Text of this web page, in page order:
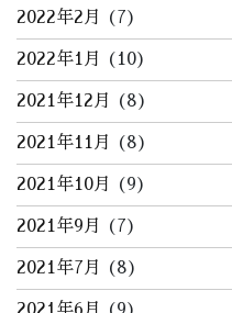
2022年2月 (7)
2022年1月 (10)
2021年12月 (8)
2021年11月 (8)
2021年10月 (9)
2021年9月 (7)
2021年7月 (8)